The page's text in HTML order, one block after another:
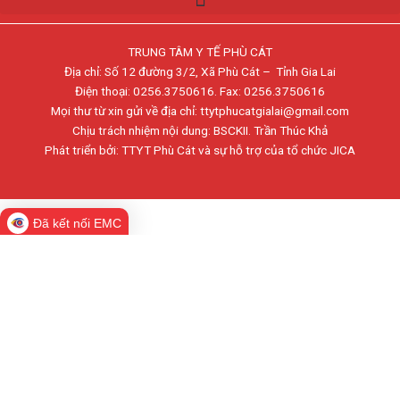
TRUNG TÂM Y TẾ PHÙ CÁT
Địa chỉ: Số 12 đường 3/2, Xã Phù Cát – Tỉnh Gia Lai
Điện thoại: 0256.3750616. Fax: 0256.3750616
Mọi thư từ xin gửi về địa chỉ: ttytphucatgialai@gmail.com
Chịu trách nhiệm nội dung: BSCKII. Trần Thúc Khả
Phát triển bởi: TTYT Phù Cát và sự hỗ trợ của tổ chức JICA
Đã kết nối EMC